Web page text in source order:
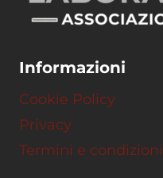
Informazioni
Cookie Policy
Privacy
Termini e condizioni